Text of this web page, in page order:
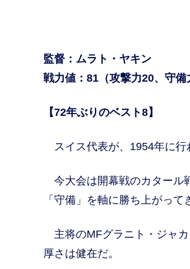
監督：ムラト・ヤキン
戦力値：81（攻撃力20、守備
【72年ぶりのベスト8】
スイス代表が、1954年に行
今大会は開幕戦のカタール
「守備」を軸に勝ち上がって
主将のMFグラニト・ジャ
厚さは健在だ。